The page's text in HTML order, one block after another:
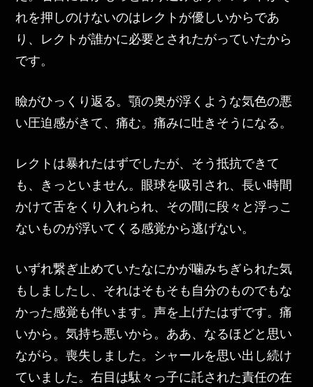
れを押しのけないのはレクトが優しいからであ
り、レクトが誰かに必要とされたがっていたから
です。
瞼がひっくり返る。顎の奥が浮くような気色の悪
い圧迫感がきて、痛む。痛みに吐きそうになる。
レクトは暴れたはずでしたが、そう抵抗できて
も、きっといません。眼球を吸引され、長い時間
かけて舌をくり入れられ、その間に段々と浮っこ
ないものが浮いてくる感覚から逃げない。
いずれ繋ぎ止めていたなにかが噛みちぎられた気
もしましたし、それはそもそも自分のものでもな
かった感覚も伴います。声を上げたはずです。痛
いから。気持ち悪いから。ああ、なるほどと思い
ながら。喪失しました。シャールを思い出し続け
ていました。右目は駄々っ子に託された責任の在